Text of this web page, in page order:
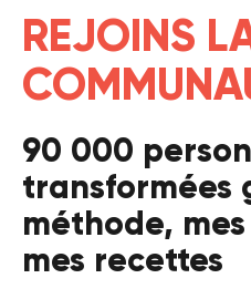
REJOINS
90 000
transformées
méthode,
mes recettes